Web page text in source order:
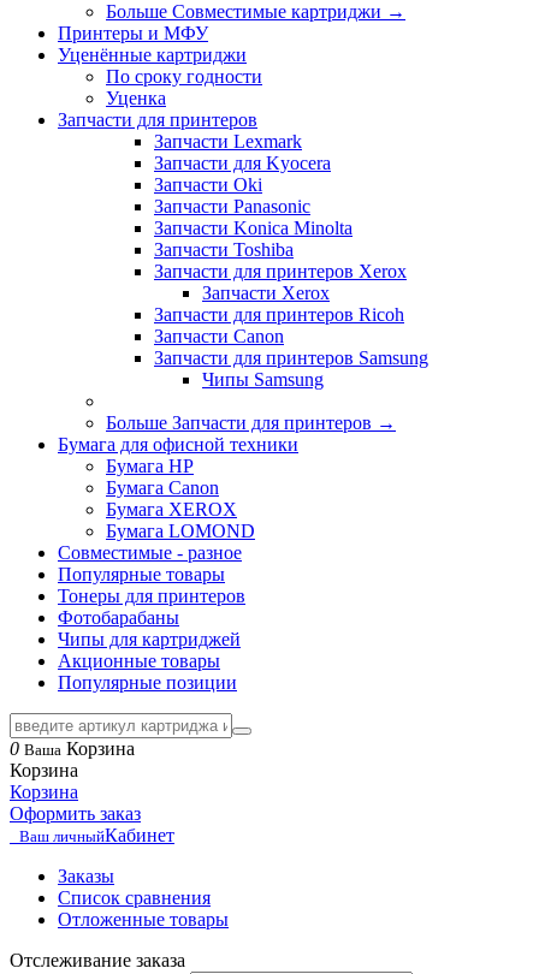
Больше Совместимые картриджи →
Принтеры и МФУ
Уценённые картриджи
По сроку годности
Уценка
Запчасти для принтеров
Запчасти Lexmark
Запчасти для Kyocera
Запчасти Oki
Запчасти Panasonic
Запчасти Koniсa Minolta
Запчасти Toshiba
Запчасти для принтеров Xerox
Запчасти Xerox
Запчасти для принтеров Ricoh
Запчасти Canon
Запчасти для принтеров Samsung
Чипы Samsung
Больше Запчасти для принтеров →
Бумага для офисной техники
Бумага HP
Бумага Canon
Бумага XEROX
Бумага LOMOND
Совместимые - разное
Популярные товары
Тонеры для принтеров
Фотобарабаны
Чипы для картриджей
Акционные товары
Популярные позиции
0 Ваша Корзина
Корзина
Корзина
Оформить заказ
Ваш личныйКабинет
Заказы
Список сравнения
Отложенные товары
Отслеживание заказа